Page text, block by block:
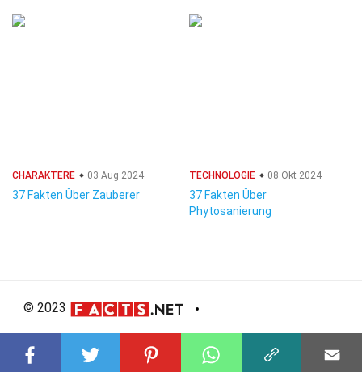
CHARAKTERE 03 Aug 2024
37 Fakten Über Zauberer
TECHNOLOGIE 08 Okt 2024
37 Fakten Über
Phytosanierung
© 2023
About Us